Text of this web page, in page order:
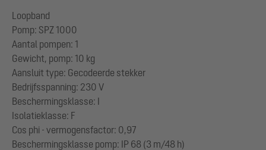
Loopband
Pomp: SPZ 1000
Aantal pompen: 1
Gewicht, pomp: 10 kg
Aansluit type: Gecodeerde stekker
Bedrijfsspanning: 230 V
Beschermingsklasse: I
Isolatieklasse: F
Cos phi - vermogensfactor: 0,97
Beschermingsklasse pomp: IP 68 (3 m/48 h)